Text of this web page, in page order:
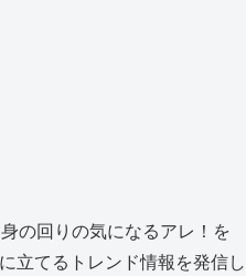
の回りの気になるアレ！を
立てるトレンド情報を発信し